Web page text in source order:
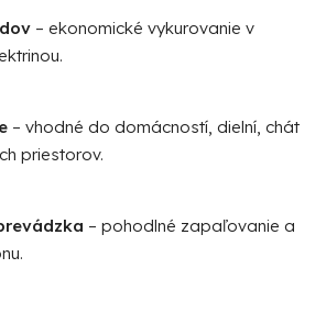
– ekonomické vykurovanie v
– vhodné do domácností, dielní, chát
priestorov.
– pohodlné zapaľovanie a